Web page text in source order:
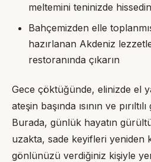
meltemini teninizde hissedin
Bahçemizden elle
hazırlanan Akdeniz
restoranında çıkarın
Gece çöktüğünde, elinizde el
ateşin başında ısının ve
Burada, günlük hayatın
uzakta, sade keyifleri yeniden
gönlünüzü verdiğiniz kişiyle